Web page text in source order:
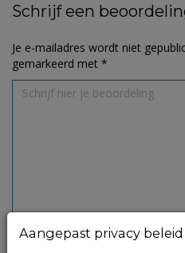
Schrijf een
Je e-mailadres wordt niet
gemarkeerd met *
Aangepast privacy beleid